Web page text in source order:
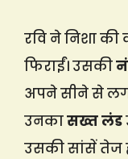
रवि ने निशा
फिराईं। उसकी
अपने सीने से
उनकासख्त लंड
उसकी सांसें तेज